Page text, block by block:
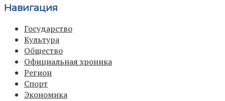
Навигация
Государство
Культура
Общество
Официальная хроника
Регион
Спорт
Экономика